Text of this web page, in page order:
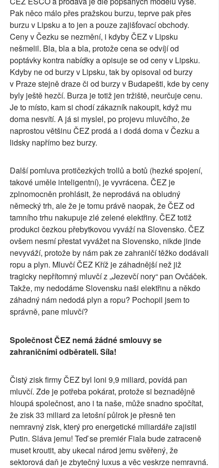
Pak něco málo přes pražskou burzu, teprve pak přes
burzu v Lipsku a to jen a pouze zajišťovací obchody.
Ceny v Čezku se nezmění, i kdyby ČEZ v Lipsku
nešmelil. Bla, bla a bla, protože cena se odvíjí od
poptávky kontra nabídky a opisuje se od ceny v Lipsku.
Kdyby ne od burzy v Lipsku, tak by opisoval od burzy
v Praze stejně draze či od burzy v Budapešti, kde by ceny
byly ještě hezčí. Burza je totiž jen tržiště, neurčuje cenu.
Je to místo, kam si chodí zákazník nakoupit, když mu
doma nesvítí. A já si myslel, po projevu mluvčího, že
naprostou většinu ČEZ prodá a i dodá doma v Čezku a
lidsky napřímo bez burzy.
Další pomluva protičezkých trollů a botů (hezké spojení,
takové uměle inteligentní), je vyvrácena. ČEZ je
zplnomocněn prohlásit, že neprodává na obludný
německý trh, ale že je tomu právě naopak, že ČEZ od
tamního trhu nakupuje zlé zelené elektřiny. ČEZ totiž
produkci čezkou přebytkovou vyváží na Slovensko. ČEZ
ovšem nesmí přestat vyvážet na Slovensko, nikde jinde
nevyváží, protože by nám pak ze zahraničí těžko dodávali
ropu a plyn. Mluvčí ČEZ Kříž je záhadnější než již
tragicky nepřítomný mluvčí z „Jezevčí nory“ pan Ovčáček.
Takže, my nedodáme Slovensku naši elektřinu a někdo
záhadný nám nedodá plyn a ropu? Pochopil jsem to
správně, pane mluvčí?
Společnost ČEZ nemá žádné smlouvy se
zahraničními odběrateli. Síla!
Čistý zisk firmy ČEZ byl loni 9,9 miliard, povídá pan
mluvčí. Zde je potřeba pokárat, protože si beznadějně
hloupá společnost, ano i ta naše, může snadno spočítat,
že zisk 33 miliard za letošní půlrok je přesně ten
nemravný zisk, který pro energetické miliardáře zajistil
Putin. Sláva jemu! Teď se premiér Fiala bude zatraceně
muset kroutit, aby ukecal národ jemu svěřený, že
sektorová daň je zbytečný luxus a věc veskrze nemravná.